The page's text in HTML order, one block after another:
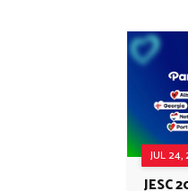
JUL 24,
JESC